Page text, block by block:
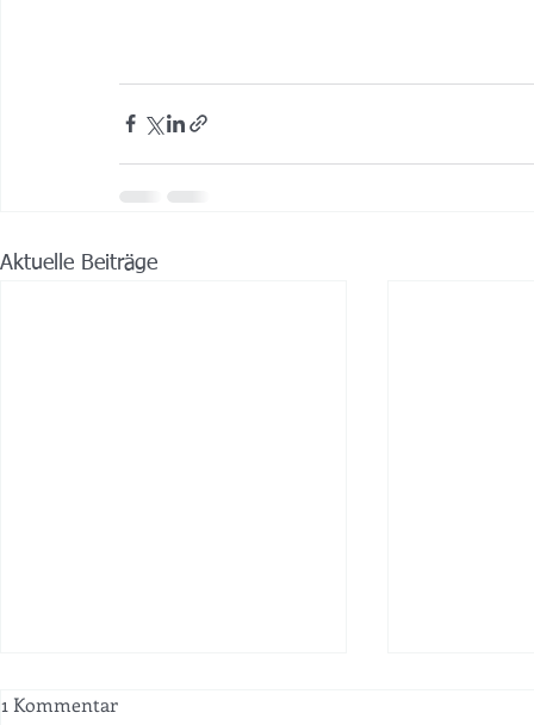
Aktuelle Beiträge
1 Kommentar